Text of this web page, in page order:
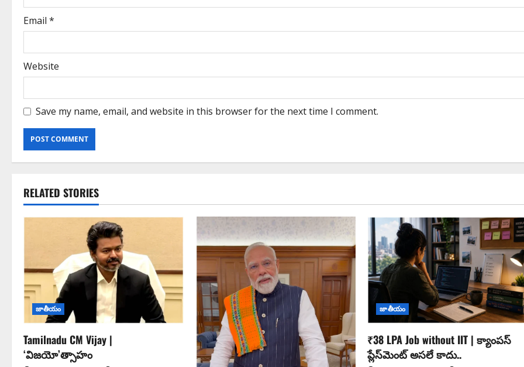
Email *
Website
Save my name, email, and website in this browser for the next time I comment.
RELATED STORIES
జాతీయం
Tamilnadu CM Vijay |
‘విజయో’త్సాహం
జాతీయం
₹38 LPA Job without IIT | క్యాంపస్
ప్లేస్‌మెంట్ అసలే కాదు..